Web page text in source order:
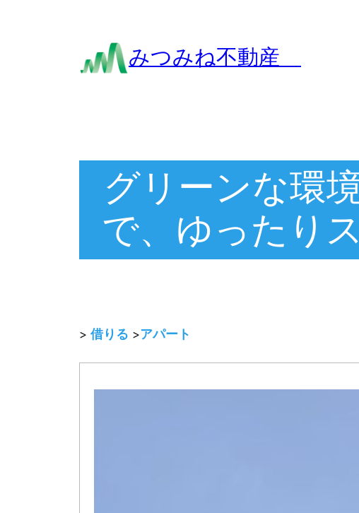
みつみね不動産
グリーンな環
で、ゆったり
> 借りる >アパート